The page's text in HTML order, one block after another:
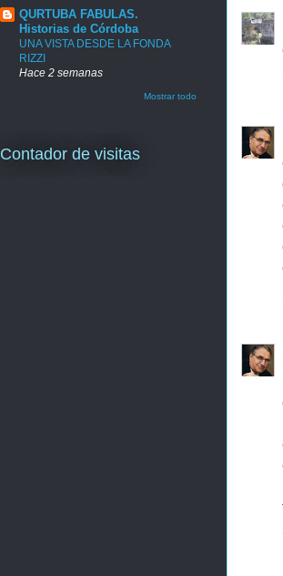
QURTUBA FABULAS.
Historias de Córdoba
UNA VISTA DESDE LA FONDA
RIZZI
Hace 2 semanas
Mostrar todo
Contador de visitas